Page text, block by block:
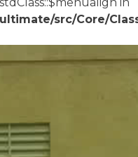
src/Core/